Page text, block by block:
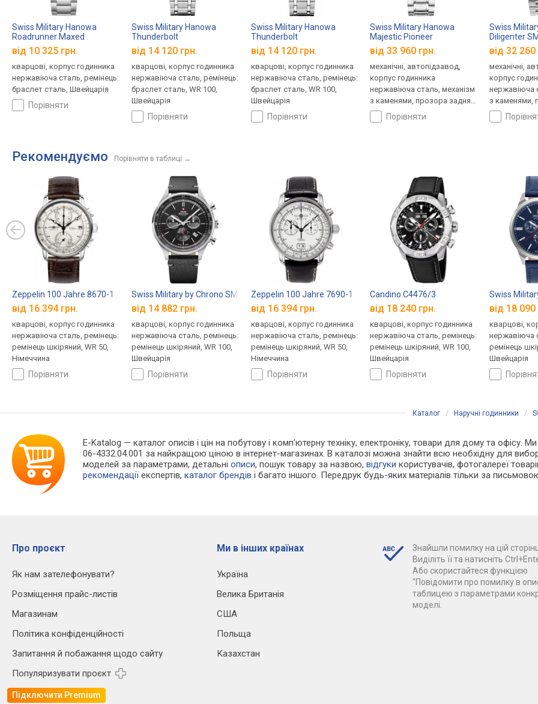
Swiss Military Hanowa
Roadrunner Maxed
SMWGH0001603
від 10 325 грн.
кварцові, корпус годинника
нержавіюча сталь, ремінець:
браслет сталь, Швейцарія
порівняти
Swiss Military Hanowa
Thunderbolt
SMWGH0000803
від 14 120 грн.
кварцові, корпус годинника
нержавіюча сталь, ремінець:
браслет сталь, WR 100,
Швейцарія
порівняти
Swiss Military Hanowa
Thunderbolt
SMWGH0000802
від 14 120 грн.
кварцові, корпус годинника
нержавіюча сталь, ремінець:
браслет сталь, WR 100,
Швейцарія
порівняти
Swiss Military Hanowa
Majestic Pioneer
SMWGL0006202
від 33 960 грн.
механічні, автопідзавод,
корпус годинника
нержавіюча сталь, механізм
з каменями, прозора задня
кришка, ремінець: браслет
сталь, WR 100, Швейцарія
порівняти
Swiss
Diligenter
від 32 260
механічні,
корпус
нержавіюча
з каменями,
кришка,
сталь, WR
Рекомендуємо Порівняти в таблиці →
Zeppelin 100 Jahre 8670-1
від 16 394 грн.
кварцові, корпус годинника
нержавіюча сталь, ремінець:
ремінець шкіряний, WR 50,
Німеччина
порівняти
Swiss Military by Chrono SM34081.06
від 14 882 грн.
кварцові, корпус годинника
нержавіюча сталь, ремінець:
ремінець шкіряний, WR 100,
Швейцарія
порівняти
Zeppelin 100 Jahre 7690-1
від 16 394 грн.
кварцові, корпус годинника
нержавіюча сталь, ремінець:
ремінець шкіряний, WR 50,
Німеччина
порівняти
Candino C4476/3
від 18 240 грн.
кварцові, корпус годинника
нержавіюча сталь, ремінець:
ремінець шкіряний, WR 100,
Швейцарія
порівняти
Swiss
від 18 090
кварцові,
нержавіюча
ремінець
Швейцарія
Каталог / Наручні годинники /
E-Katalog — каталог описів і цін на побутову і комп'ютерну техніку, електроніку, товари для дому та офісу.
06-4332.04.001 за найкращою ціною в інтернет-магазинах. В каталозі можна знайти всю необхідну для
моделей за параметрами, детальніописи, пошук товару за назвою,відгуки користувачів, фотогалереї
рекомендації експертів,каталог брендів і багато іншого. Передрук будь-яких матеріалів тільки за
Про проєкт
Як нам зателефонувати?
Розміщення прайс-листів
Магазинам
Політика конфіденційності
Запитання й побажання щодо сайту
Популяризувати проєкт
Підключити Premium
Ми в інших країнах
Україна
Велика Британія
США
Польща
Казахстан
Знайшли помилку на цій
Виділіть її та натисніть
Або скористайтеся функцією
"Повідомити про помилку в
таблицею з параметрами
моделі.